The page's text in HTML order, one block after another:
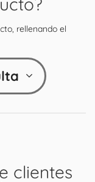
clientes
rellenando el